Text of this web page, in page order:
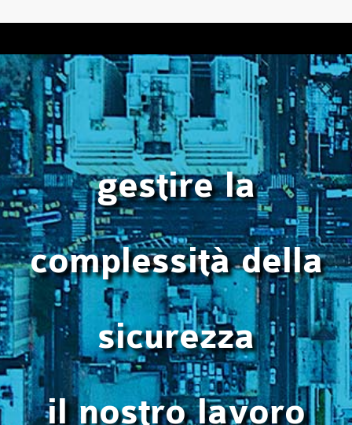
gestire la
complessità della
sicurezza
il nostro lavoro